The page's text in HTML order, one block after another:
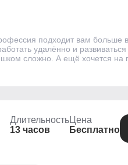
подходит вам больше
удалённо и
сложно. А ещё хочется на
Длительность
13 часов
Цена
Бесплатно